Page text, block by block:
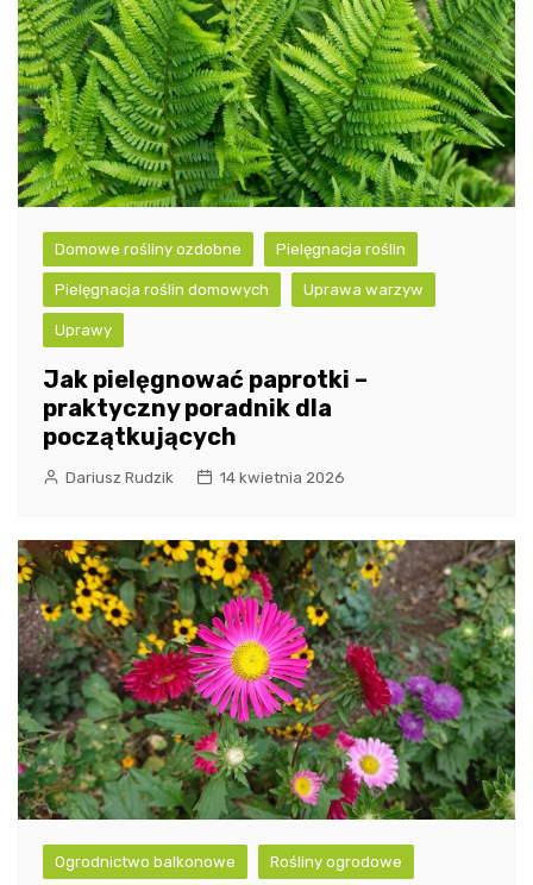
Domowe rośliny ozdobne Pielęgnacja roślin
Pielęgnacja roślin domowych Uprawa warzyw
Uprawy
Jak pielęgnować paprotki –
praktyczny poradnik dla
początkujących
Dariusz Rudzik 14 kwietnia 2026
Ogrodnictwo balkonowe Rośliny ogrodowe